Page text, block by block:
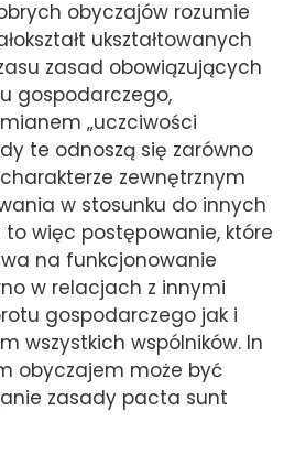
obyczajów rozumie
ukształtowanych
zasad obowiązujących
gospodarczego,
„uczciwości
te odnoszą się zarówno
zewnętrznym
w stosunku do innych
to więc postępowanie, które
na funkcjonowanie
w relacjach z innymi
gospodarczego jak i
wszystkich wspólników. In
obyczajem może być
zasady pacta sunt